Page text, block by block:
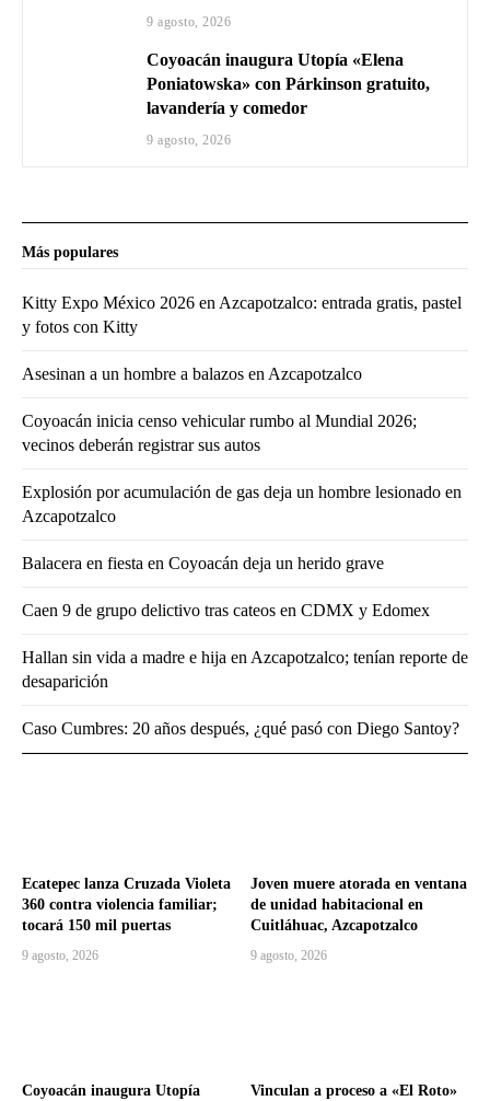
9 agosto, 2026
Coyoacán inaugura Utopía «Elena
Poniatowska» con Párkinson gratuito,
lavandería y comedor
9 agosto, 2026
Ecatepec lanza Cruzada Violeta
360 contra violencia familiar;
tocará 150 mil puertas
9 agosto, 2026
Joven muere atorada en ventana
de unidad habitacional en
Cuitláhuac, Azcapotzalco
9 agosto, 2026
Coyoacán inaugura Utopía
Vinculan a proceso a «El Roto»
Más populares
Kitty Expo México 2026 en Azcapotzalco: entrada gratis, pastel
y fotos con Kitty
Asesinan a un hombre a balazos en Azcapotzalco
Coyoacán inicia censo vehicular rumbo al Mundial 2026;
vecinos deberán registrar sus autos
Explosión por acumulación de gas deja un hombre lesionado en
Azcapotzalco
Balacera en fiesta en Coyoacán deja un herido grave
Caen 9 de grupo delictivo tras cateos en CDMX y Edomex
Hallan sin vida a madre e hija en Azcapotzalco; tenían reporte de
desaparición
Caso Cumbres: 20 años después, ¿qué pasó con Diego Santoy?